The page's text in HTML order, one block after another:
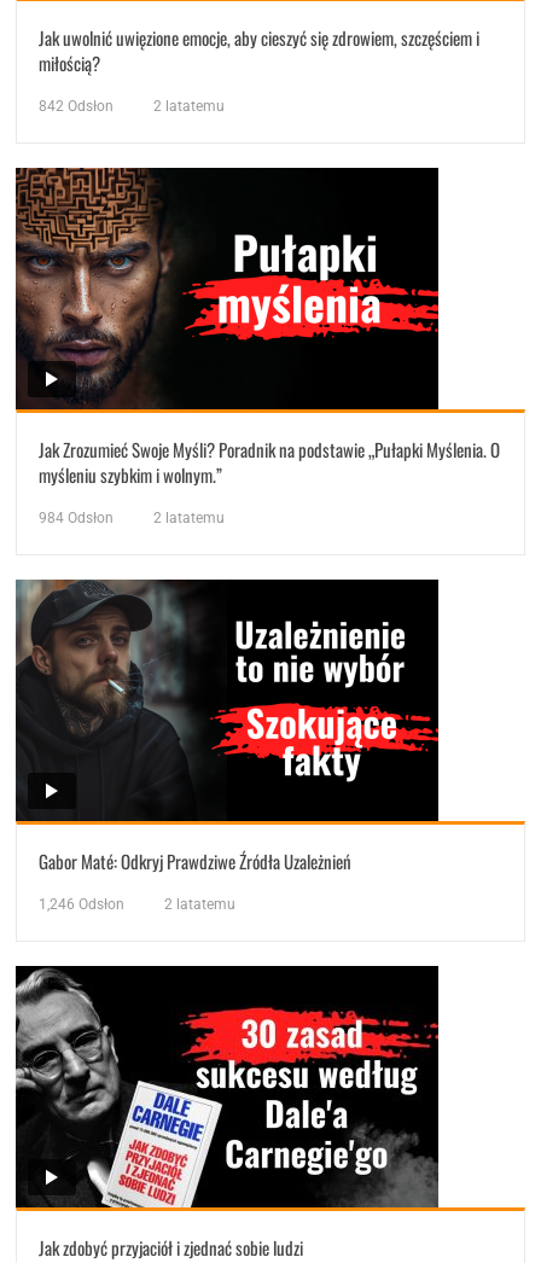
Jak uwolnić uwięzione emocje, aby cieszyć się zdrowiem, szczęściem i
miłością?
842 Odsłon 2 latatemu
Jak Zrozumieć Swoje Myśli? Poradnik na podstawie „Pułapki Myślenia. O
myśleniu szybkim i wolnym.”
984 Odsłon 2 latatemu
Gabor Maté: Odkryj Prawdziwe Źródła Uzależnień
1,246 Odsłon 2 latatemu
Jak zdobyć przyjaciół i zjednać sobie ludzi